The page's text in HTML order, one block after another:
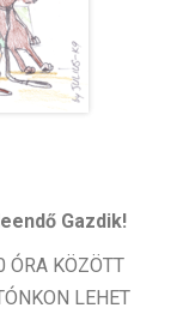
Gazdik!
ÓRA KÖZÖTT
LEHET